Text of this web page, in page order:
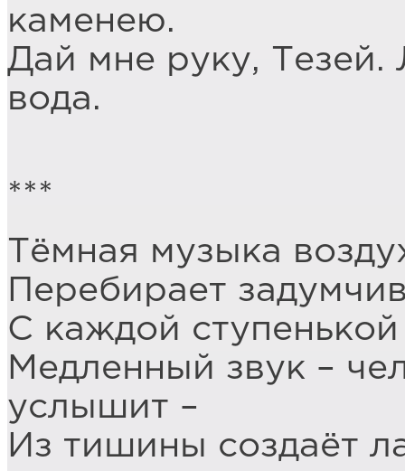
каменею.
Дай мне руку, Тезей.
вода.
***
Тёмная музыка
Перебирает
С каждой
Медленный звук –
услышит –
Из тишины создаёт